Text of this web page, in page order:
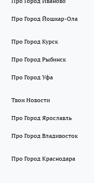
Про Город Йошкар-Ола
Про Город Курск
Про Город Рыбинск
Про Город Уфа
Твои Новости
Про Город Ярославль
Про Город Владивосток
Про Город Краснодара